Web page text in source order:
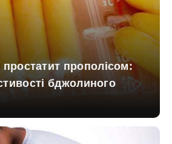
простатит прополісом:
бджолиного